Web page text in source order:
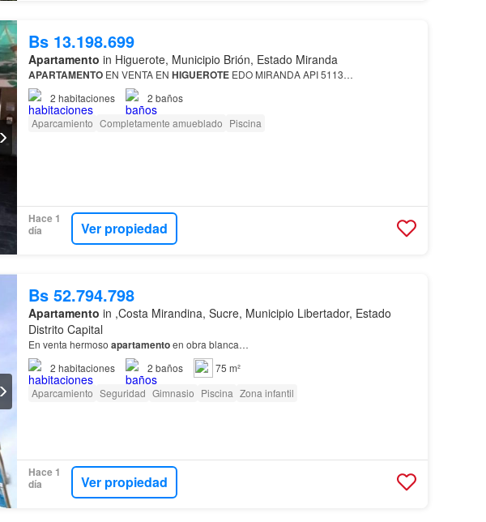
Bs 13.198.699
Apartamento in Higuerote, Municipio Brión, Estado Miranda
APARTAMENTOEN VENTA EN HIGUEROTEEDO MIRANDA API 5113…
2 habitaciones 2 baños
Aparcamiento Completamente amueblado Piscina
Hace 1
día
Ver propiedad
Bs 52.794.798
Apartamento in ,Costa Mirandina, Sucre, Municipio Libertador, Estado
Distrito Capital
En venta hermoso apartamentoen obra blanca…
2 habitaciones 2 baños
75 m²
Aparcamiento Seguridad Gimnasio Piscina Zona infantil
Hace 1
día
Ver propiedad